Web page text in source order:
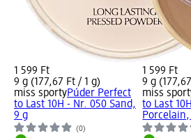
1 599 Ft
9 g (177,67 Ft / 1 g)
miss sportyPúder Perfect
to Last 10H - Nr. 050 Sand,
9 g
(0)
1 599 Ft
9 g
miss
to Last
Porcelain,